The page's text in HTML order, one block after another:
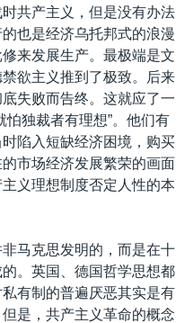
共产主义，但是没有办法
也是经济乌托邦式的浪漫
来发展生产。最极端是文
欲主义推到了极致。后来
失败而告终。这就应了一
怕独裁者有理想”。他们有
陷入短缺经济困境，购买
市场经济发展繁荣的画面
义理想制度否定人性的本
马克思发明的，而是在十
。英国、德国哲学思想都
有制的普遍厌恶其实是有
是，共产主义革命的概念